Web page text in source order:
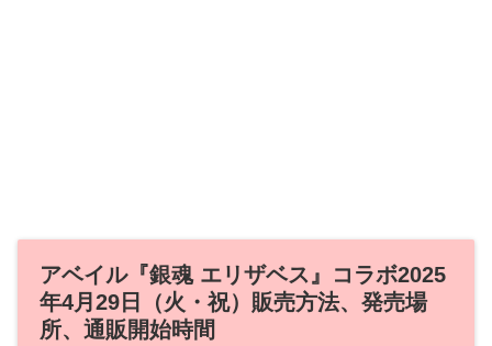
アベイル『銀魂 エリザベス』コラボ2025
年4月29日（火・祝）販売方法、発売場
所、通販開始時間